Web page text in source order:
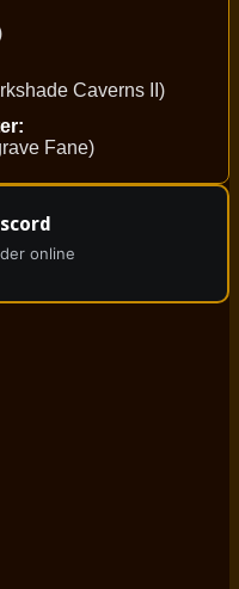
Caverns II)
Fane)
online